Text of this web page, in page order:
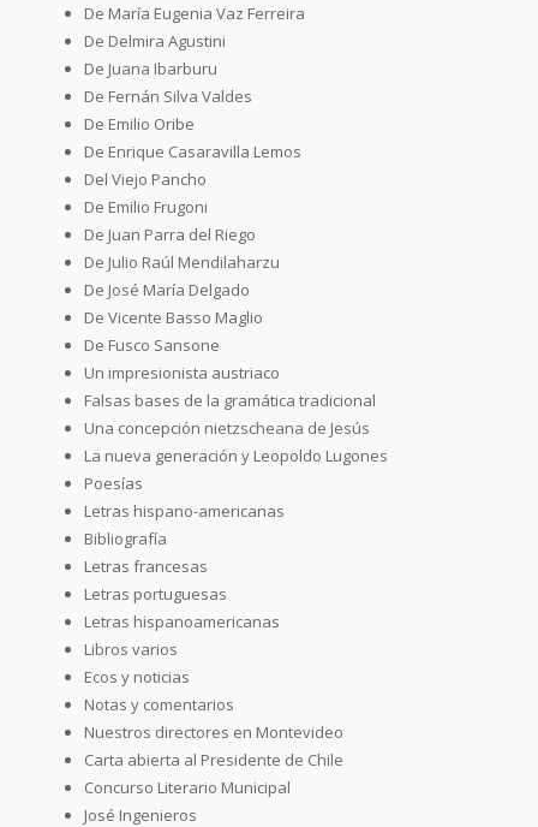
De María Eugenia Vaz Ferreira
De Delmira Agustini
De Juana Ibarburu
De Fernán Silva Valdes
De Emilio Oribe
De Enrique Casaravilla Lemos
Del Viejo Pancho
De Emilio Frugoni
De Juan Parra del Riego
De Julio Raúl Mendilaharzu
De José María Delgado
De Vicente Basso Maglio
De Fusco Sansone
Un impresionista austriaco
Falsas bases de la gramática tradicional
Una concepción nietzscheana de Jesús
La nueva generación y Leopoldo Lugones
Poesías
Letras hispano-americanas
Bibliografía
Letras francesas
Letras portuguesas
Letras hispanoamericanas
Libros varios
Ecos y noticias
Notas y comentarios
Nuestros directores en Montevideo
Carta abierta al Presidente de Chile
Concurso Literario Municipal
José Ingenieros